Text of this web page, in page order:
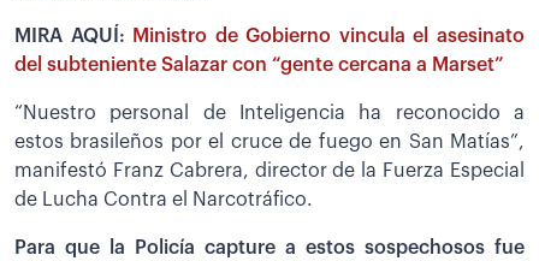
MIRA AQUÍ:
Ministro de Gobierno vincula el asesinato
del subteniente Salazar con “gente cercana a Marset”
“Nuestro personal de Inteligencia ha reconocido a
estos brasileños por el cruce de fuego en San Matías”,
manifestó Franz Cabrera, director de la Fuerza Especial
de Lucha Contra el Narcotráfico.
Para que la Policía capture a estos sospechosos fue